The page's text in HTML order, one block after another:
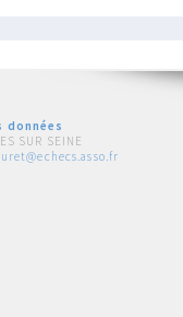
données
SUR SEINE